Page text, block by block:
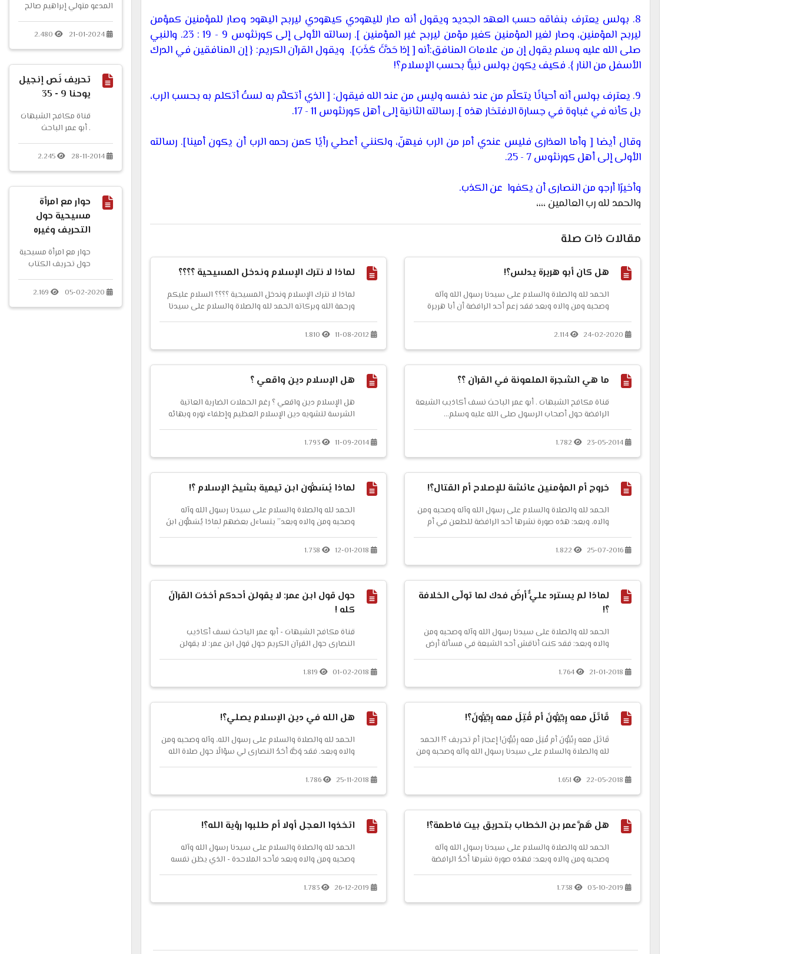
8. بولس يعترف بنفاقه حسب العهد الجديد ويقول أنه صار لليهودي كيهودي ليربح اليهود وصار للمؤمنين كمؤمن
ليربح المؤمنين، وصار لغير المؤمنين كغير مؤمن ليربح غير المؤمنين ].
رسالته الأولى إلى كورنثوس 9 - 19 : 23. والنبي
صلى الله عليه وسلم يقول إن من علامات المنافق:أنه [ إذا حَدَّثَ كَذَبَ]. ويقول القرآن الكريم: {إن المنافقين في الدرك
الأسفل من النار}. فكيف يكون بولس نبيًّا بحسب الإسلام؟!
9. يعترف بولس أنه أحيانًا يتكلّم من عند نفسه وليس من عند الله فيقول: [ الذي أتكلَّم به لستُ أتكلم به بحسب الرب،
بل كأنه في غباوة في جسارة الافتخار هذه ]. رسالته الثانية إلى أهل كورنثوس 11 - 17.
وقال أيضا [ وأما العذارى فليس عندي أمر من الرب فيهنّ، ولكنني أعطي رأيًا كمن رحمه الرب أن يكون أمينا]. رسالته
الأولى إلى أهل كورنثوس 7 - 25.
وأخيرًا أرجو من النصارى أن يكفوا عن الكذب.
والحمد لله رب العالمين ،،،،
مقالات ذات صلة
هل كان أبو هريرة يدلس؟!
الحمد لله والصلاة والسلام على سيدنا رسول الله وآله
وصحبه ومن والاه وبعد فقد زعم أحد الرافضة أن أبا هريرة
عساكر! ...
24-02-2020
2.114
لماذا لا نترك الإسلام وندخل المسيحية ؟؟؟؟
لماذا لا نترك الإسلام وندخل المسيحية ؟؟؟؟ السلام عليكم
ورحمة الله وبركاته الحمد لله والصلاة والسلام على سيدنا
لكل مسلم ومسيحي أن يتدبره ويتدبر إجابته ...
11-08-2012
1.810
ما هي الشجرة الملعونة في القرآن ؟؟
قناة مكافح الشبهات . أبو عمر الباحث نسف أكاذيب الشيعة
الرافضة حول أصحاب الرسول صلى الله عليه وسلم...
23-05-2014
1.782
هل الإسلام دين واقعي ؟
هل الإسلام دين واقعي ؟ رغم الحملات الضارية العاتية
الشرسة لتشويه دين الإسلام العظيم وإطفاء نوره وبهائه
نجد يوميا من يدخل الإسلام العظيم عن اقتناع تام. هل
وجدوا أن دي...
11-09-2014
1.793
خروج أم المؤمنين عائشة للإصلاح أم القتال؟!
الحمد لله والصلاة والسلام على رسول الله وآله وصحبه ومن
والاه، وبعد: هذه صورة نشرها أحد الرافضة للطعن في أم
25-07-2016
1.822
لماذا يُسَمُّون ابن تيمية بشيخ الإسلام ؟!
الحمد لله والصلاة والسلام على سيدنا رسول الله وآله
وصحبه ومن والاه وبعد” يتساءل بعضهم لماذا يُسَمُّون ابنَ
جوابه ؛ فرأيت أن أضع كلامًا لرجل عاصر ابنَ تيمية ورآه، وتحدث
ا...
12-01-2018
1.738
لماذا لم يسترد عليٌّ أرضَ فدك لما تولّى الخلافة
؟!
الحمد لله والصلاة على سيدنا رسول الله وآله وصحبه ومن
والاه وبعد: فقد كنت أناقش أحد الشيعة في مسألة أرض
فاطمة سينتقل إلى زوجها وولديها الحسن والحسين عليهم
ومنعوهم أرضهم ، فلماذا ل...
21-01-2018
1.764
حول قول ابن عمر: لا يقولن أحدكم أخذت القرآنَ
كله !
قناة مكافح الشبهات - أبو عمر الباحث نسف أكاذيب
النصارى حول القرآن الكريم حول قول ابن عمر: لا يقولن
01-02-2018
1.819
قَاتَلَ معه رِبِّيُّونَ أم قُتِلَ معه رِبِّيُّونَ؟!
قَاتَلَ معه رِبِّيُّونَ أم قُتِلَ معه رِبِّيُّونَ! إعجاز أم تحريف ؟! الحمد
لله والصلاة والسلام على سيدنا رسول الله وآله وصحبه ومن
وقد أجبته ...
22-05-2018
1.651
هل الله في دين الإسلام يصلي؟!
الحمد لله والصلاة والسلام على رسول الله، وآله وصحبه ومن
والاه وبعد. فقد وَجَّهَ أحَدُ النصارى لي سؤالًا حول صلاة الله
25-11-2018
1.786
هل هَمَّ عمر بن الخطاب بتحريق بيت فاطمة؟!
الحمد لله والصلاة والسلام على سيدنا رسول الله وآله
وصحبه ومن والاه وبعد: فهذه صورة نشرها أَحَدُ الرافضة
الخطاب رضي الله عنه بأنه أراد إحراق البيت على فاطمة بنت
03-10-2019
1.738
اتخذوا العجل أولا أم طلبوا رؤية الله؟!
الحمد لله والصلاة والسلام على سيدنا رسول الله وآله
وصحبه ومن والاه وبعد فأحد الملاحدة - الذي يظن نفسه
يسبقه إليها أحدٌ من قبل !! فيقول: [بنى إسرائيل بحسب
26-12-2019
1.783
المدعو متولي إبراهيم صالح
من تلاميذ الشيخ الألباني
رحمه الله، ويزعم أيضا أن...
21-01-2024
2.480
تحريف نَص إنجيل
يوحنا 9 - 35
قناة مكافح الشبهات
. أبو عمر الباحث
سلسلة تحريف
الكتاب المقدس
يوحنا 9 – 35 لتحميل
البحث بصيغة......
28-11-2014
2.245
حوار مع امرأة
مسيحية حول
التحريف وغيره
حوار مع امرأة مسيحية
حول تحريف الكتاب
المقدس الحمد لله
والصلاة والسلام على
وصحبه...
05-02-2020
2.169